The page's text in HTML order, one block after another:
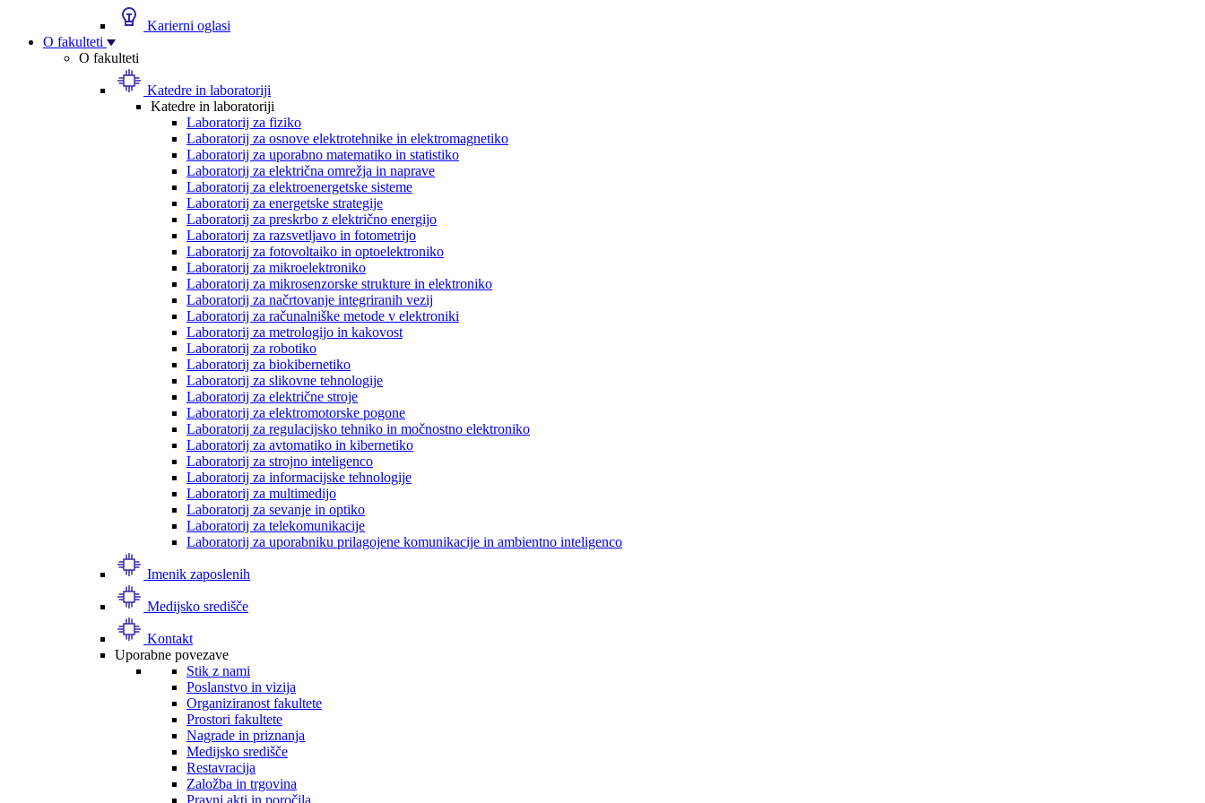
Karierni oglasi
O fakulteti
O fakulteti
Katedre in laboratoriji
Katedre in laboratoriji
Laboratorij za fiziko
Laboratorij za osnove elektrotehnike in elektromagnetiko
Laboratorij za uporabno matematiko in statistiko
Laboratorij za električna omrežja in naprave
Laboratorij za elektroenergetske sisteme
Laboratorij za energetske strategije
Laboratorij za preskrbo z električno energijo
Laboratorij za razsvetljavo in fotometrijo
Laboratorij za fotovoltaiko in optoelektroniko
Laboratorij za mikroelektroniko
Laboratorij za mikrosenzorske strukture in elektroniko
Laboratorij za načrtovanje integriranih vezij
Laboratorij za računalniške metode v elektroniki
Laboratorij za metrologijo in kakovost
Laboratorij za robotiko
Laboratorij za biokibernetiko
Laboratorij za slikovne tehnologije
Laboratorij za električne stroje
Laboratorij za elektromotorske pogone
Laboratorij za regulacijsko tehniko in močnostno elektroniko
Laboratorij za avtomatiko in kibernetiko
Laboratorij za strojno inteligenco
Laboratorij za informacijske tehnologije
Laboratorij za multimedijo
Laboratorij za sevanje in optiko
Laboratorij za telekomunikacije
Laboratorij za uporabniku prilagojene komunikacije in ambientno inteligenco
Imenik zaposlenih
Medijsko središče
Kontakt
Uporabne povezave
Stik z nami
Poslanstvo in vizija
Organiziranost fakultete
Prostori fakultete
Nagrade in priznanja
Medijsko središče
Restavracija
Založba in trgovina
Pravni akti in poročila